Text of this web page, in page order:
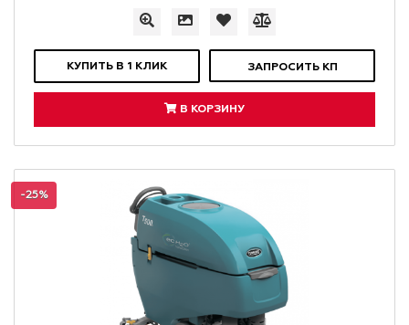
КУПИТЬ В 1 КЛИК ЗАПРОСИТЬ КП
В КОРЗИНУ
-25%